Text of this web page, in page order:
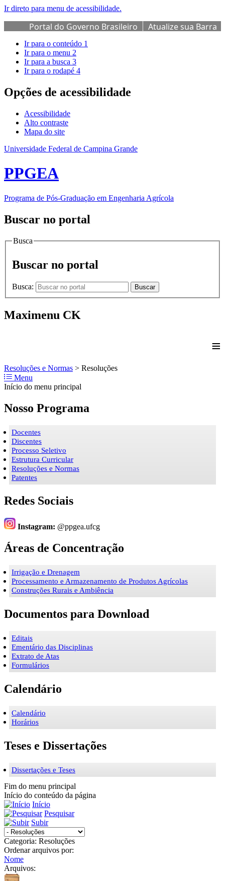
Ir direto para menu de acessibilidade.
Portal do Governo Brasileiro
Atualize sua Barra
de Governo
Ir para o conteúdo 1
Ir para o menu 2
Ir para a busca 3
Ir para o rodapé 4
Opções de acessibilidade
Acessibilidade
Alto contraste
Mapa do site
Universidade Federal de Campina Grande
PPGEA
Programa de Pós-Graduação em Engenharia Agrícola
Buscar no portal
Busca
Buscar no portal
Busca: Buscar
Maximenu CK
≡
Resoluções e Normas > Resoluções
Menu
Início do menu principal
Nosso Programa
Docentes
Discentes
Processo Seletivo
Estrutura Curricular
Resoluções e Normas
Patentes
Redes Sociais
Instagram: @ppgea.ufcg
Áreas de Concentração
Irrigação e Drenagem
Processamento e Armazenamento de Produtos Agrícolas
Construções Rurais e Ambiência
Documentos para Download
Editais
Ementário das Disciplinas
Extrato de Atas
Formulários
Calendário
Calendário
Horários
Teses e Dissertações
Dissertações e Teses
Fim do menu principal
Início do conteúdo da página
Início
Pesquisar
Subir
Categoria: Resoluções
Ordenar arquivos por:
Nome
Arquivos: